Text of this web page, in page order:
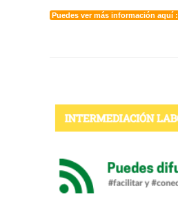
Puedes ver más información aquí :